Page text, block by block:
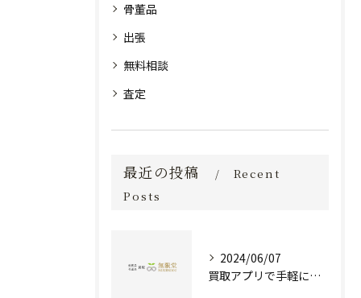
骨董品
出張
無料相談
査定
最近の投稿
Recent
Posts
2024/06/07
買取アプリで手軽に現金化！あなたの不要品が宝物に変わる方法とは？